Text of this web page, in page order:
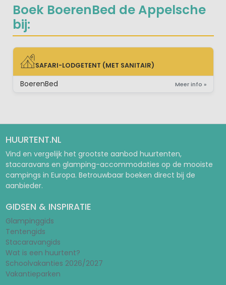
Boek BoerenBed de Appelsche
bij:
SAFARI-LODGETENT (MET SANITAIR)
SAFARI-LODGETENT (MET SANITAIR)
BoerenBed Meer info »
HUURTENT.NL
Vind en vergelijk het grootste aanbod huurtenten,
stacaravans en glamping-accommodaties op de mooiste
campings in Europa. Betrouwbaar boeken direct bij de
aanbieder.
GIDSEN & INSPIRATIE
Glampinggids
Tentengids
Stacaravangids
Wat is een huurtent?
Schoolvakanties 2026/2027
Vakantieparken